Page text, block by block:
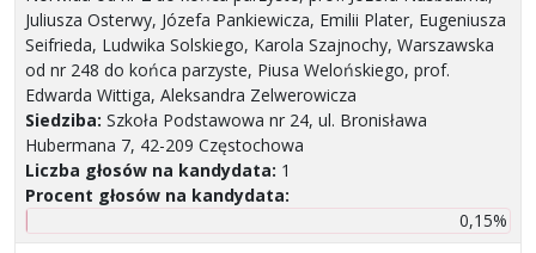
Juliusza Osterwy, Józefa Pankiewicza, Emilii Plater, Eugeniusza
Seifrieda, Ludwika Solskiego, Karola Szajnochy, Warszawska
od nr 248 do końca parzyste, Piusa Welońskiego, prof.
Edwarda Wittiga, Aleksandra Zelwerowicza
Siedziba: Szkoła Podstawowa nr 24, ul. Bronisława
Hubermana 7, 42-209 Częstochowa
Liczba głosów na kandydata: 1
Procent głosów na kandydata:
0,15%